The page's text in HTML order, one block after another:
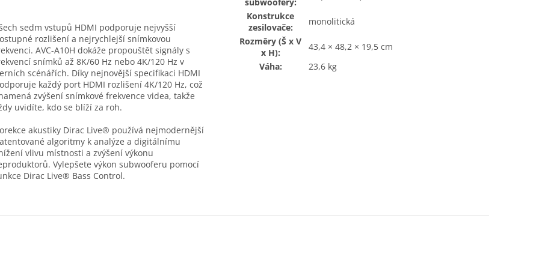
sedm vstupů HDMI podporuje nejvyšší
rozlišení a nejrychlejší snímkovou
AVC-A10H dokáže propouštět signály s
snímků až 8K/60 Hz nebo 4K/120 Hz v
scénářích. Díky nejnovější specifikaci HDMI
každý port HDMI rozlišení 4K/120 Hz, což
zvýšení snímkové frekvence videa, takže
uvidíte, kdo se blíží za roh.
akustiky Dirac Live® používá nejmodernější
algoritmy k analýze a digitálnímu
vlivu místnosti a zvýšení výkonu
Vylepšete výkon subwooferu pomocí
Dirac Live® Bass Control.
Konstrukce
zesilovače:
monolitická
Rozměry (Š x V
x H):
43,4 × 48,2 × 19,5 cm
Váha:
23,6 kg